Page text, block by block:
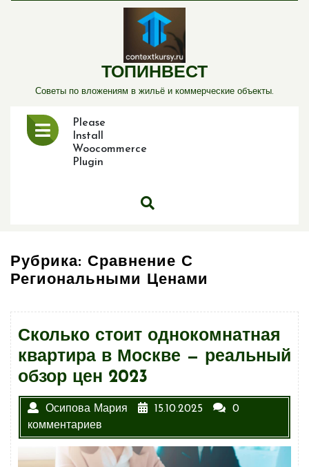
ТОПИНВЕСТ
Советы по вложениям в жильё и коммерческие объекты.
Открыть
менюPlease
Install
Woocommerce
Plugin
Рубрика: Сравнение С
Региональными Ценами
Сколько стоит однокомнатная
квартира в Москве — реальный
обзор цен 2023
Осипова Мария 15.10.2025
0
комментариев